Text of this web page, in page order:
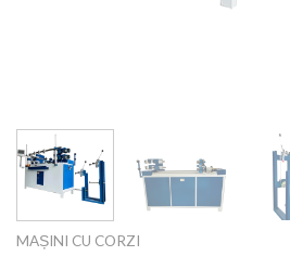
MAȘINI CU CORZI